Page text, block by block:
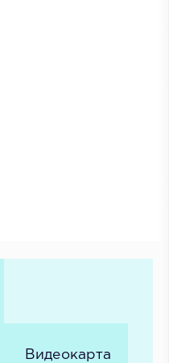
Видеокарта